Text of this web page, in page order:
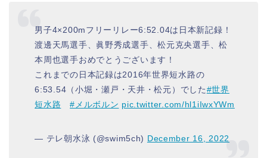
男子4×200mフリーリレー6:52.04は日本新記録！
渡邊天馬選手、眞野秀成選手、松元克央選手、松
本周也選手おめでとうございます！
これまでの日本記録は2016年世界短水路の
6:53.54（小堀・瀬戸・天井・松元）でした#世界
短水路
#メルボルン pic.twitter.com/hl1iIwxYWm
— テレ朝水泳 (@swim5ch) December 16, 2022